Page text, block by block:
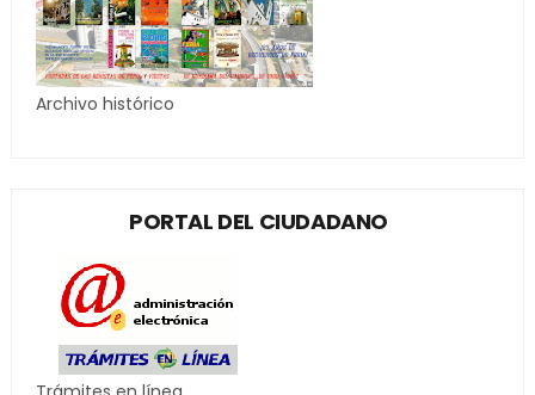
Archivo histórico
PORTAL DEL CIUDADANO